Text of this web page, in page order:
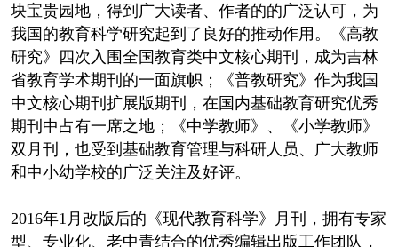
块宝贵园地，得到广大读者、作者的的广泛认可，为
我国的教育科学研究起到了良好的推动作用。《高教
研究》四次入围全国教育类中文核心期刊，成为吉林
省教育学术期刊的一面旗帜；《普教研究》作为我国
中文核心期刊扩展版期刊，在国内基础教育研究优秀
期刊中占有一席之地；《中学教师》、《小学教师》
双月刊，也受到基础教育管理与科研人员、广大教师
和中小幼学校的广泛关注及好评。
2016年1月改版后的《现代教育科学》月刊，拥有专家
型、专业化、老中青结合的优秀编辑出版工作团队，